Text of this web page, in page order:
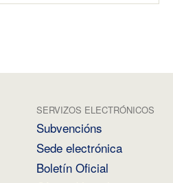
SERVIZOS ELECTRÓNICOS
Subvencións
Sede electrónica
Boletín Oficial